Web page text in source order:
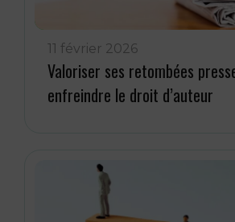
11 février 2026
Valoriser ses retombées
enfreindre le droit d’auteur